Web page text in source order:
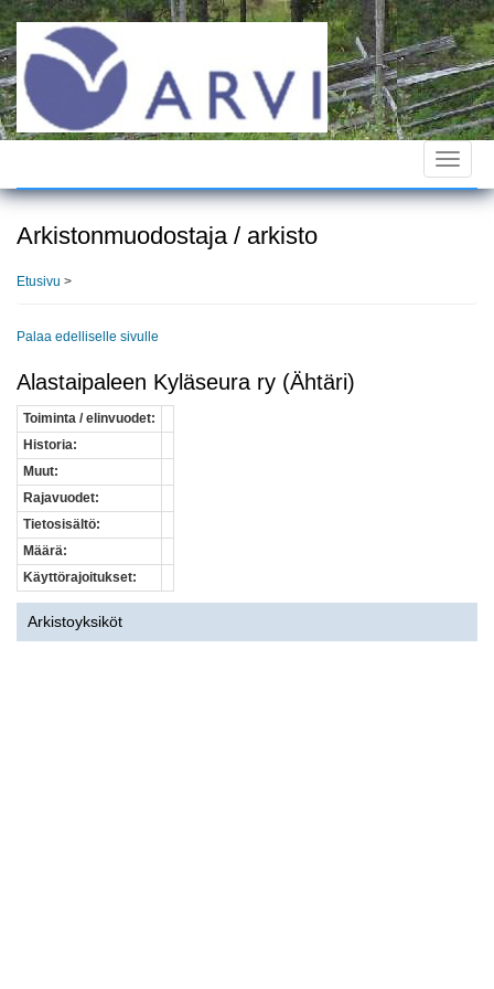
Hyppää
pääsisältöön
Toggle
Arkistonmuodostaja / arkisto
Etusivu >
Palaa edelliselle sivulle
Alastaipaleen Kyläseura ry (Ähtäri)
Toiminta / elinvuodet:
Historia:
Muut:
Rajavuodet:
Tietosisältö:
Määrä:
Käyttörajoitukset:
Arkistoyksiköt